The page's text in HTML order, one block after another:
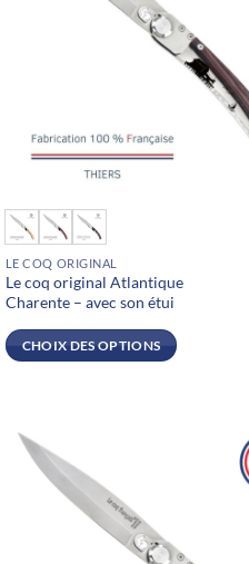
LE COQ ORIGINAL
Le coq original Atlantique
Charente – avec son étui
CHOIX DES OPTIONS
Ce
produit
a
plusieurs
Les
choisies